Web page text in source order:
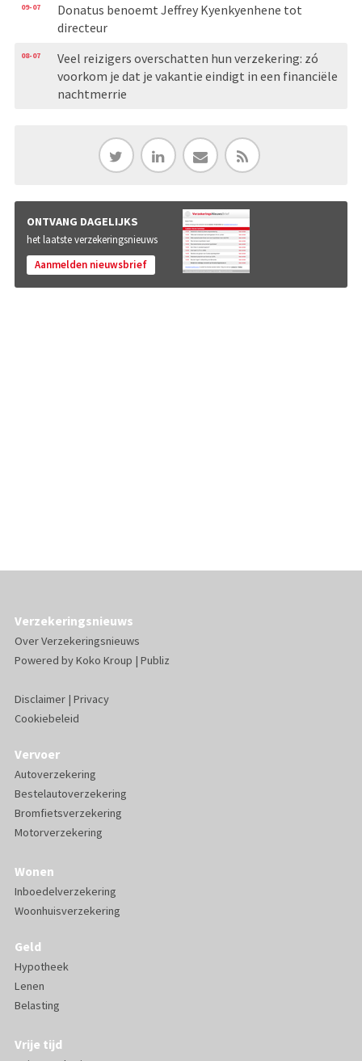
09-07
Donatus benoemt Jeffrey Kyenkyenhene tot
directeur
08-07
Veel reizigers overschatten hun verzekering: zó
voorkom je dat je vakantie eindigt in een financiële
nachtmerrie
ONTVANG DAGELIJKS
het laatste verzekeringsnieuws
Aanmelden nieuwsbrief
Verzekeringsnieuws
Over Verzekeringsnieuws
Powered byKoko Kroup | Publiz
Disclaimer| Privacy
Cookiebeleid
Vervoer
Autoverzekering
Bestelautoverzekering
Bromfietsverzekering
Motorverzekering
Wonen
Inboedelverzekering
Woonhuisverzekering
Geld
Hypotheek
Lenen
Belasting
Vrije tijd